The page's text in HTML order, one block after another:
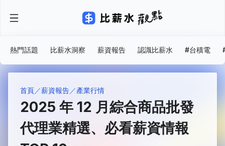
熱門話題 比薪水洞察 薪資報告 認識比薪水 #台積電
首頁 薪資報告 產業行情
2025 年 12 月綜合商品批發
代理業精選、必看薪資情報